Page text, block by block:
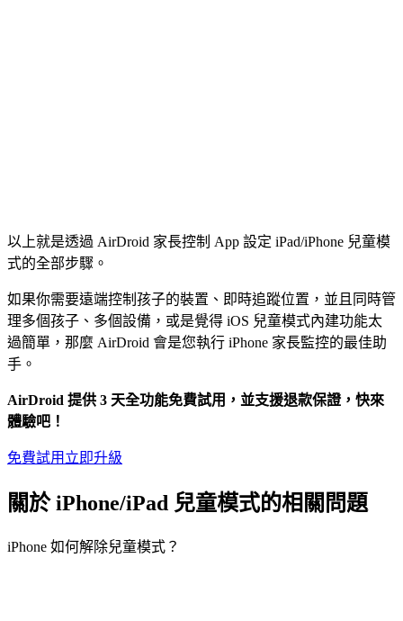
以上就是透過 AirDroid 家長控制 App 設定 iPad/iPhone 兒童模
式的全部步驟。
如果你需要遠端控制孩子的裝置、即時追蹤位置，並且同時管
理多個孩子、多個設備，或是覺得 iOS 兒童模式內建功能太
過簡單，那麼 AirDroid 會是您執行 iPhone 家長監控的最佳助
手。
AirDroid 提供 3 天全功能免費試用，並支援退款保證，快來
體驗吧！
免費試用 立即升級
關於 iPhone/iPad 兒童模式的相關問題
iPhone 如何解除兒童模式？